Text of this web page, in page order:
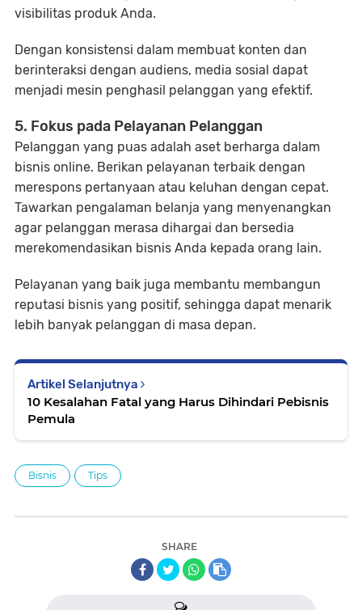
visibilitas produk Anda.
Dengan konsistensi dalam membuat konten dan
berinteraksi dengan audiens, media sosial dapat
menjadi mesin penghasil pelanggan yang efektif.
5. Fokus pada Pelayanan Pelanggan
Pelanggan yang puas adalah aset berharga dalam
bisnis online. Berikan pelayanan terbaik dengan
merespons pertanyaan atau keluhan dengan cepat.
Tawarkan pengalaman belanja yang menyenangkan
agar pelanggan merasa dihargai dan bersedia
merekomendasikan bisnis Anda kepada orang lain.
Pelayanan yang baik juga membantu membangun
reputasi bisnis yang positif, sehingga dapat menarik
lebih banyak pelanggan di masa depan.
Artikel Selanjutnya
10 Kesalahan Fatal yang Harus Dihindari Pebisnis
Pemula
Bisnis Tips
SHARE